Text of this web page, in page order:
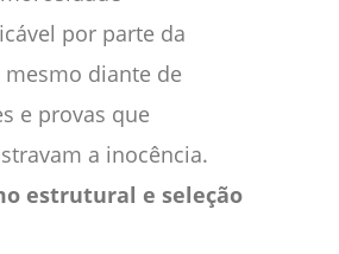
por parte da
mesmo diante de
e provas que
a inocência.
estrutural e seleção